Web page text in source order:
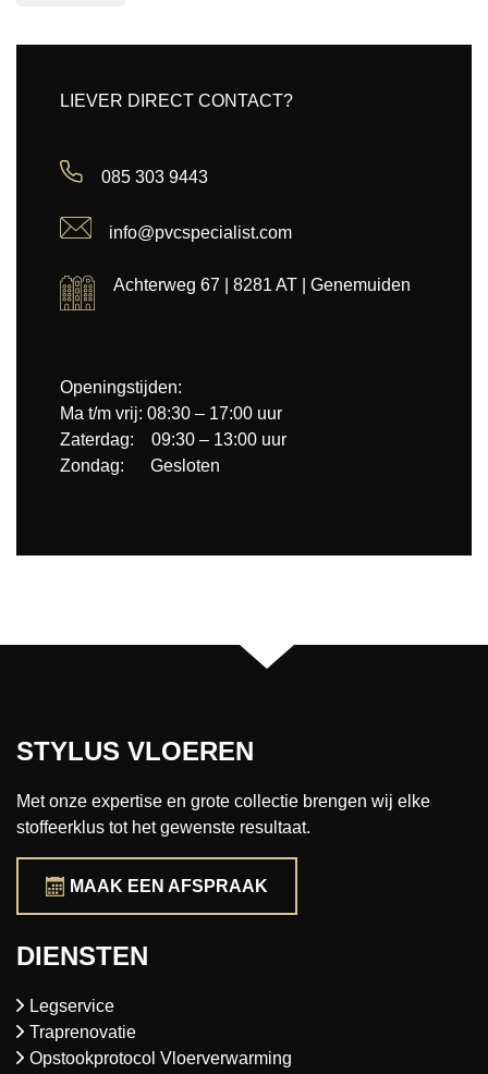
LIEVER DIRECT CONTACT?
085 303 9443
info@pvcspecialist.com
Achterweg 67 | 8281 AT | Genemuiden
Openingstijden:
Ma t/m vrij: 08:30 – 17:00 uur
Zaterdag: 09:30 – 13:00 uur
Zondag: Gesloten
STYLUS VLOEREN
Met onze expertise en grote collectie brengen wij elke
stoffeerklus tot het gewenste resultaat.
MAAK EEN AFSPRAAK
DIENSTEN
Legservice
Traprenovatie
Opstookprotocol Vloerverwarming